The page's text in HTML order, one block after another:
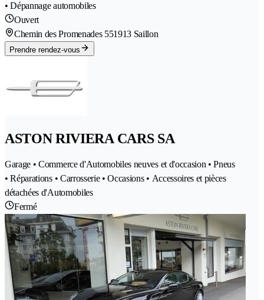
• Dépannage automobiles
Ouvert
Chemin des Promenades 551913 Saillon
Prendre rendez-vous
ASTON RIVIERA CARS SA
Garage • Commerce d'Automobiles neuves et d'occasion • Pneus
• Réparations • Carrosserie • Occasions • Accessoires et pièces
détachées d'Automobiles
Fermé